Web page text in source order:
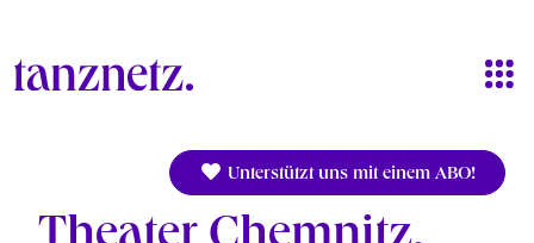
Unterstützt uns mit einem ABO!